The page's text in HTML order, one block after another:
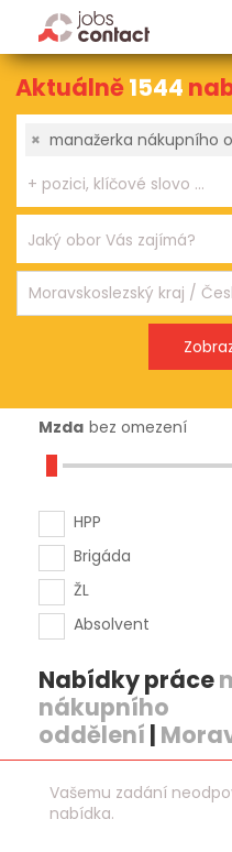
Aktuálně1544
× manažerka nákupního
Mzda bez omezení
HPP
Brigáda
ŽL
Absolvent
Nabídky práce
nákupního
oddělení |
Vašemu zadání
nabídka.